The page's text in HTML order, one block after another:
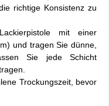
richtige Konsistenz zu
mit einer
und tragen Sie dünne,
Sie jede Schicht
Trockungszeit, bevor